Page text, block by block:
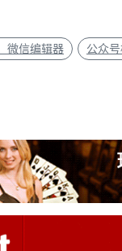
微信编辑器 公众